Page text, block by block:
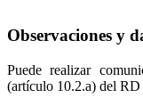
Observaciones y
Puede realizar
(artículo 10.2.a) del